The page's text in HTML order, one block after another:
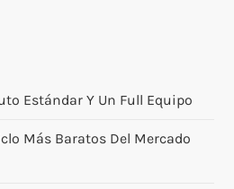
Estándar Y Un Full Equipo
Más Baratos Del Mercado